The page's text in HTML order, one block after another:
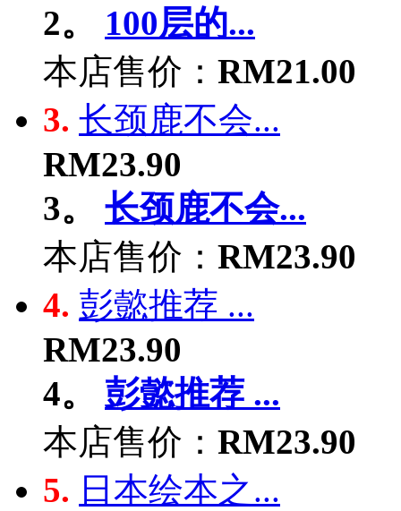
2。
100层的...
本店售价： RM21.00
3. 长颈鹿不会...
RM23.90
3。
长颈鹿不会...
本店售价： RM23.90
4. 彭懿推荐 ...
RM23.90
4。
彭懿推荐 ...
本店售价： RM23.90
5. 日本绘本之...